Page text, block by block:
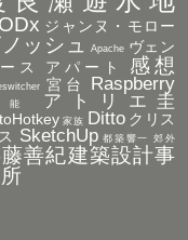
ジャンヌ・モロー
ッシュ Apache ヴェン
ス
アパート 感想
宮台
Raspberry
能 アトリエ圭
家族 Ditto クリス
SketchUp 都築響一 郊外
善紀建築設計事